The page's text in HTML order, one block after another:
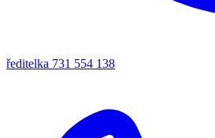
ředitelka 731 554 138